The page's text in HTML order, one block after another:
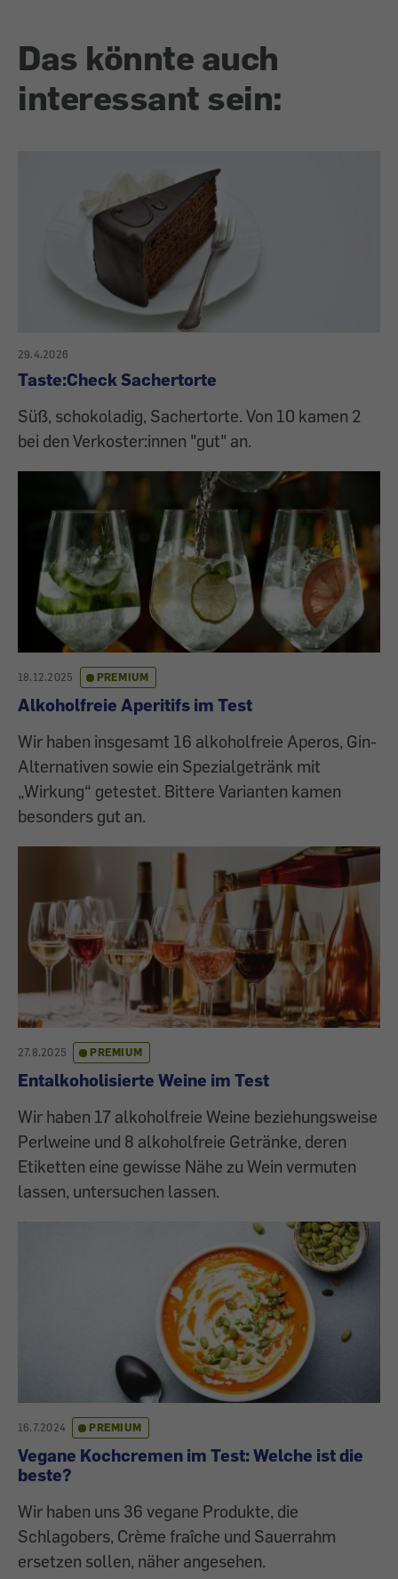
Das könnte auch
interessant sein:
29.4.2026
Taste:Check Sachertorte
Süß, schokoladig, Sachertorte. Von 10 kamen 2
bei den Verkoster:innen "gut" an.
18.12.2025 PREMIUM
Alkoholfreie Aperitifs im Test
Wir haben insgesamt 16 alkoholfreie Aperos, Gin-
Alternativen sowie ein Spezialgetränk mit
„Wirkung“ getestet. Bittere Varianten kamen
besonders gut an.
27.8.2025 PREMIUM
Entalkoholisierte Weine im Test
Wir haben 17 alkoholfreie Weine beziehungsweise
Perlweine und 8 alkoholfreie Getränke, deren
Etiketten eine gewisse Nähe zu Wein vermuten
lassen, untersuchen lassen.
16.7.2024 PREMIUM
Vegane Kochcremen im Test: Welche ist die
beste?
Wir haben uns 36 vegane Produkte, die
Schlagobers, Crème fraîche und Sauerrahm
ersetzen sollen, näher angesehen.